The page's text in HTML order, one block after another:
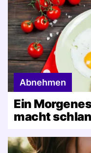
Abnehmen
Ein
macht